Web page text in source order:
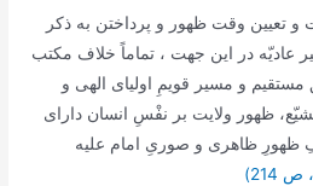
وقت ظهور و پرداختن به ذکر
عادیّه در این جهت ، تماماً خلاف مکتب
و مسیر قویمِ اولیای الهی و
ظهور ولایت بر نفْسِ انسان دارای
ظهورِ ظاهری و صوریِ امام علیه